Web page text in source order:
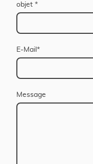
objet *
E-Mail *
Message